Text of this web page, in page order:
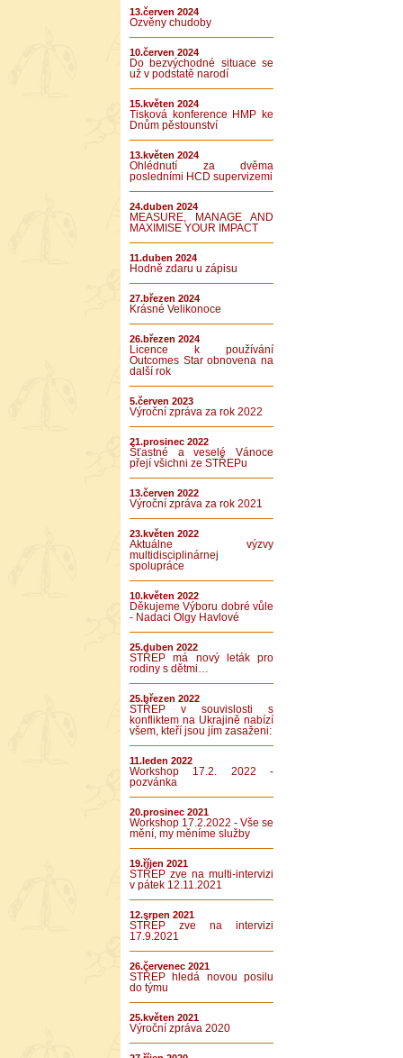
13.červen 2024
Ozvěny chudoby
10.červen 2024
Do bezvýchodné situace se
už v podstatě narodí
15.květen 2024
Tisková konference HMP ke
Dnům pěstounství
13.květen 2024
Ohlédnutí za dvěma
posledními HCD supervizemi
24.duben 2024
MEASURE, MANAGE AND
MAXIMISE YOUR IMPACT
11.duben 2024
Hodně zdaru u zápisu
27.březen 2024
Krásné Velikonoce
26.březen 2024
Licence k používání
Outcomes Star obnovena na
další rok
5.červen 2023
Výroční zpráva za rok 2022
21.prosinec 2022
Šťastné a veselé Vánoce
přejí všichni ze STŘEPu
13.červen 2022
Výroční zpráva za rok 2021
23.květen 2022
Aktuálne výzvy
multidisciplinárnej
spolupráce
10.květen 2022
Děkujeme Výboru dobré vůle
- Nadaci Olgy Havlové
25.duben 2022
STŘEP má nový leták pro
rodiny s dětmi…
25.březen 2022
STŘEP v souvislosti s
konfliktem na Ukrajině nabízí
všem, kteří jsou jím zasaženi:
11.leden 2022
Workshop 17.2. 2022 -
pozvánka
20.prosinec 2021
Workshop 17.2.2022 - Vše se
mění, my měníme služby
19.říjen 2021
STŘEP zve na multi-intervizi
v pátek 12.11.2021
12.srpen 2021
STŘEP zve na intervizi
17.9.2021
26.červenec 2021
STŘEP hledá novou posilu
do týmu
25.květen 2021
Výroční zpráva 2020